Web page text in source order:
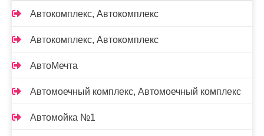
Автокомплекс, Автокомплекс
Автокомплекс, Автокомплекс
АвтоМечта
Автомоечный комплекс, Автомоечный комплекс
Автомойка №1